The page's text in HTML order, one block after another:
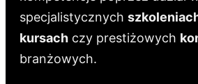
specjalistycznych
kursach czy prestiżowych
branżowych.